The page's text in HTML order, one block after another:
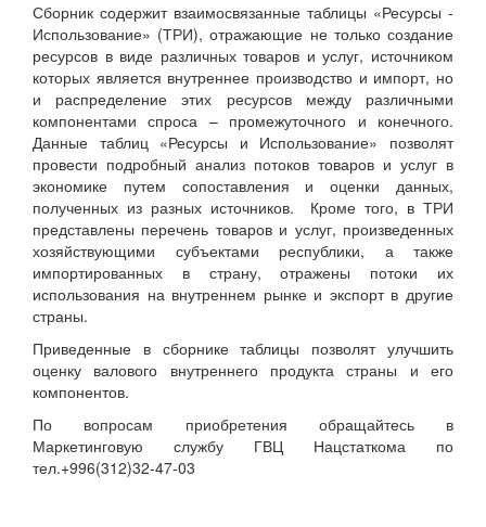
Сборник содержит взаимосвязанные таблицы «Ресурсы -
Использование» (ТРИ), отражающие не только создание
ресурсов в виде различных товаров и услуг, источником
которых является внутреннее производство и импорт, но
и распределение этих ресурсов между различными
компонентами спроса – промежуточного и конечного.
Данные таблиц «Ресурсы и Использование» позволят
провести подробный анализ потоков товаров и услуг в
экономике путем сопоставления и оценки данных,
полученных из разных источников. Кроме того, в ТРИ
представлены перечень товаров и услуг, произведенных
хозяйствующими субъектами республики, а также
импортированных в страну, отражены потоки их
использования на внутреннем рынке и экспорт в другие
страны.
Приведенные в сборнике таблицы позволят улучшить
оценку валового внутреннего продукта страны и его
компонентов.
По вопросам приобретения обращайтесь в
Маркетинговую службу ГВЦ Нацстаткома по
тел.+996(312)32-47-03